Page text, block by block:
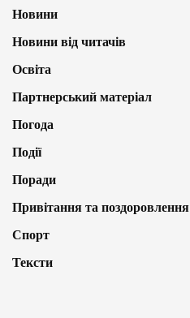
Новини
Новини від читачів
Освіта
Партнерський матеріал
Погода
Події
Поради
Привітання та поздоровлення
Спорт
Тексти